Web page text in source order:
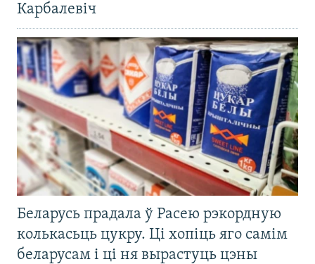
Карбалевіч
Беларусь прадала ў Расею рэкордную
колькасьць цукру. Ці хопіць яго самім
беларусам і ці ня вырастуць цэны